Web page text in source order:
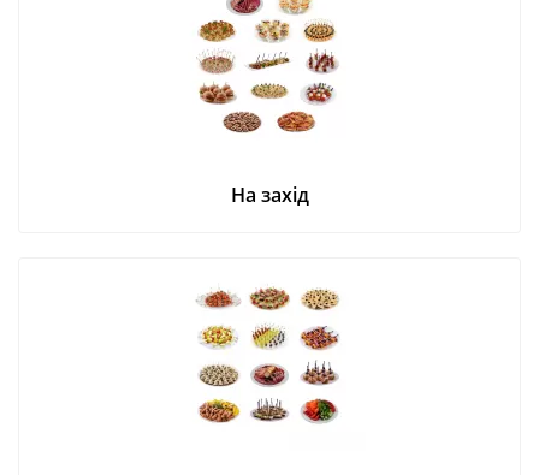
На захід